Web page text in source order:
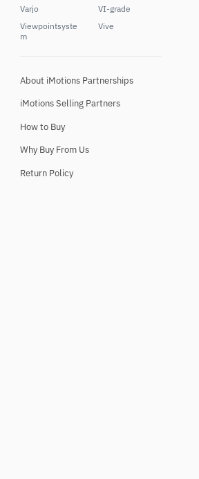
Varjo
VI-grade
Viewpointsyste
m
Vive
About iMotions Partnerships
iMotions Selling Partners
How to Buy
Why Buy From Us
Return Policy